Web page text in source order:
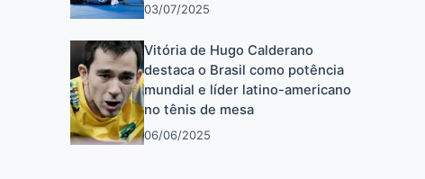
03/07/2025
Vitória de Hugo Calderano
destaca o Brasil como potência
mundial e líder latino-americano
no tênis de mesa
06/06/2025